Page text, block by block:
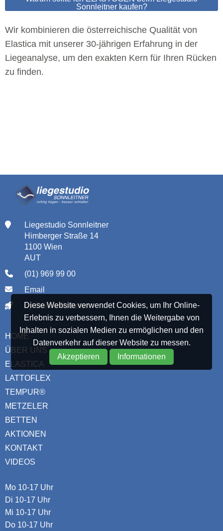
Diese Website verwendet Cookies, um Ihr Online-
Erlebnis zu verbessern, Ihnen die Weitergabe von
Inhalten in sozialen Medien zu ermöglichen und den
Datenverkehr auf dieser Website zu messen.
Akzeptieren
Informationen
Sonnleitner kaufen?
Wir kombinieren die österreichische Qualität von
Elastica mit unserer 30-jährigen Erfahrung in der
Liegeanalyse, um den exakten Kern für Ihren Rücken
zu finden.
Liegestudio Sonnleitner
Himberger Straße 14
1100 Wien
AUT
(01) 969 99 00
Email
by Online Raketen
HOME
ÜBER UNS
ELASTICA
LATTOFLEX
TEMPUR®
METZELER
BETTEN
AKTIONEN
KONTAKT
VIDEOS
Mo 10-17 Uhr
Di 10-17 Uhr
Mi 10-17 Uhr
Do 10-17 Uhr